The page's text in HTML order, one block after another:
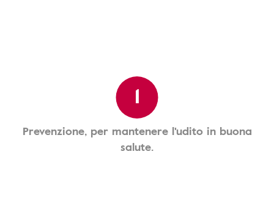
1
Prevenzione, per mantenere l'udito in buona
salute.